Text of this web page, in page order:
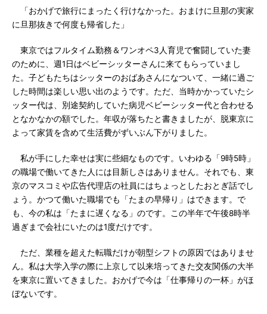
「おかげで旅行にまったく行けなかった。おまけに旦那の実家
に旦那抜きで何度も帰省した」
東京ではフルタイム勤務＆ワンオペ3人育児で奮闘していた妻
のために、週1日はベビーシッターさんに来てもらっていまし
た。子どもたちはシッターのおばあさんになついて、一緒に過ご
した時間は楽しい思い出のようです。ただ、当時かかっていたシ
ッター代は、別途契約していた病児ベビーシッター代と合わせる
となかなかの額でした。年収が落ちたと書きましたが、脱東京に
よって家賃を含めて生活費がずいぶん下がりました。
私が手にした幸せは実に些細なものです。いわゆる「9時5時」
の職場で働いてきた人には目新しさはありません。それでも、東
京のマスコミや広告代理店の社員にはちょっとしたおとぎ話でし
ょう。かつて働いた職場でも「たまの早帰り」はできます。で
も、今の私は「たまに遅くなる」のです。この半年で午後8時半
過ぎまで会社にいたのは1度だけです。
ただ、業種を超えた転職だけが朝型シフトの原因ではありませ
ん。私は大学入学の際に上京して以来培ってきた交友関係の大半
を東京に置いてきました。おかげで今は「仕事帰りの一杯」がほ
ぼないです。